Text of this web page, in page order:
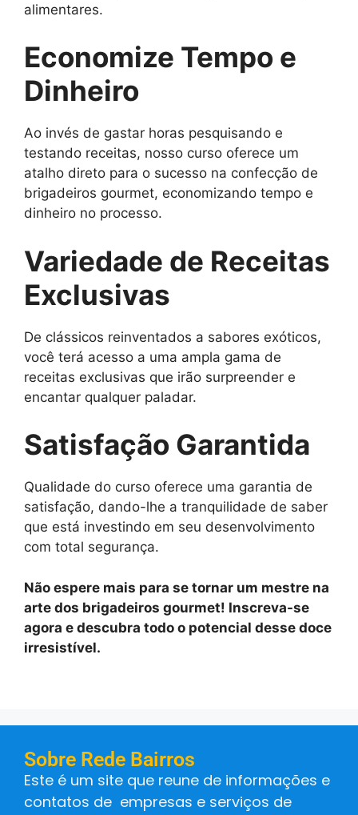
alimentares.
Economize Tempo e
Dinheiro
Ao invés de gastar horas pesquisando e
testando receitas, nosso curso oferece um
atalho direto para o sucesso na confecção de
brigadeiros gourmet, economizando tempo e
dinheiro no processo.
Variedade de Receitas
Exclusivas
De clássicos reinventados a sabores exóticos,
você terá acesso a uma ampla gama de
receitas exclusivas que irão surpreender e
encantar qualquer paladar.
Satisfação Garantida
Qualidade do curso oferece uma garantia de
satisfação, dando-lhe a tranquilidade de saber
que está investindo em seu desenvolvimento
com total segurança.
Não espere mais para se tornar um mestre na
arte dos brigadeiros gourmet! Inscreva-se
agora e descubra todo o potencial desse doce
irresistível.
Sobre Rede Bairros
Este é um site que reune de informações e
contatos de empresas e serviços de